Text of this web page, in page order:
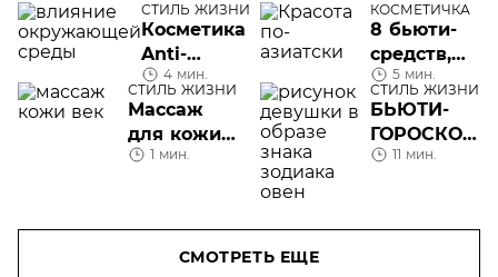
пресса,
чтобы
быстрее
убрать
живот
лице
зимой
СТИЛЬ ЖИЗНИ
Косметика
Anti-
Pollution:
глобальный
тренд
4 мин.
КОСМЕТИЧКА
8 бьюти-
средств,
которые
пришли к
нам из
Азии
5 мин.
СТИЛЬ ЖИЗНИ
Массаж
для кожи
век против
1 мин.
СТИЛЬ ЖИЗНИ
БЬЮТИ-
ГОРОСКОП
на апрель
11 мин.
СМОТРЕТЬ ЕЩЕ